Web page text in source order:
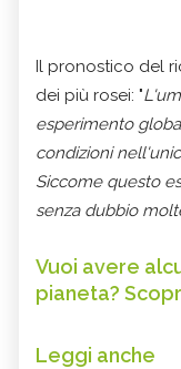
Il pronostico del
dei più rosei: "
esperimento
condizioni
Siccome questo
senza dubbio
Vuoi avere
pianeta?
Leggi anche